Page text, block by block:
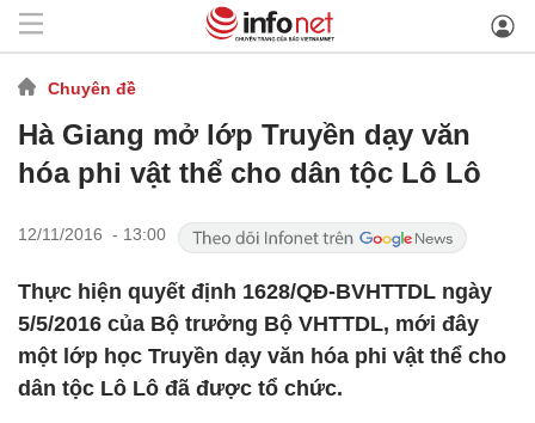
Chuyên đề
Hà Giang mở lớp Truyền dạy văn
hóa phi vật thể cho dân tộc Lô Lô
12/11/2016 - 13:00
Thực hiện quyết định 1628/QĐ-BVHTTDL ngày
5/5/2016 của Bộ trưởng Bộ VHTTDL, mới đây
một lớp học Truyền dạy văn hóa phi vật thể cho
dân tộc Lô Lô đã được tổ chức.